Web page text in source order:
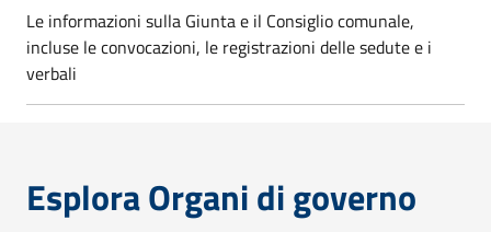
Le informazioni sulla Giunta e il Consiglio comunale,
incluse le convocazioni, le registrazioni delle sedute e i
verbali
Esplora Organi di governo